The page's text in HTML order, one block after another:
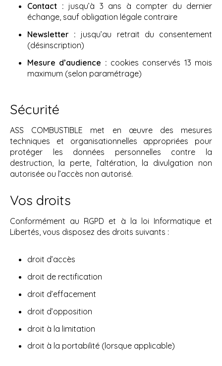
Contact : jusqu’à 3 ans à compter du dernier
échange, sauf obligation légale contraire
Newsletter : jusqu’au retrait du consentement
(désinscription)
Mesure d’audience : cookies conservés 13 mois
maximum (selon paramétrage)
Sécurité
ASS COMBUSTIBLE met en œuvre des mesures
techniques et organisationnelles appropriées pour
protéger les données personnelles contre la
destruction, la perte, l’altération, la divulgation non
autorisée ou l’accès non autorisé.
Vos droits
Conformément au RGPD et à la loi Informatique et
Libertés, vous disposez des droits suivants :
droit d’accès
droit de rectification
droit d’effacement
droit d’opposition
droit à la limitation
droit à la portabilité (lorsque applicable)